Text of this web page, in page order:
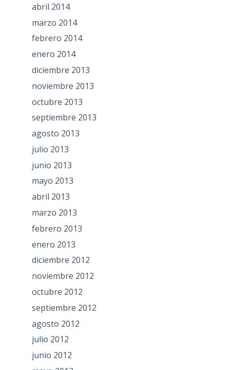
abril 2014
marzo 2014
febrero 2014
enero 2014
diciembre 2013
noviembre 2013
octubre 2013
septiembre 2013
agosto 2013
julio 2013
junio 2013
mayo 2013
abril 2013
marzo 2013
febrero 2013
enero 2013
diciembre 2012
noviembre 2012
octubre 2012
septiembre 2012
agosto 2012
julio 2012
junio 2012